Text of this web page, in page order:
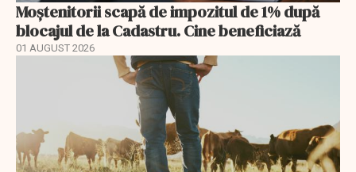
Moștenitorii scapă de impozitul de 1% după
blocajul de la Cadastru. Cine beneficiază
01 AUGUST 2026